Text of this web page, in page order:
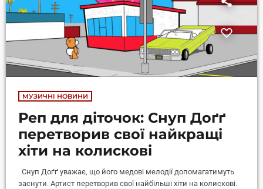
МУЗИЧНІ НОВИНИ
Реп для діточок: Снуп Доґґ
перетворив свої найкращі
хіти на колискові
Снуп Доґґ уважає, що його медові мелодії допомагатимуть
заснути. Артист перетворив свої найбільші хіти на колискові.